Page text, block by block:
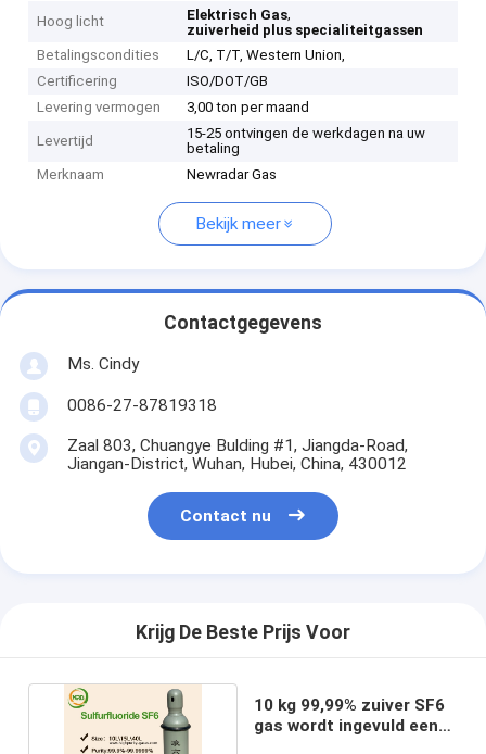
Hoog licht Elektrisch Gas,
zuiverheid plus specialiteitgassen
Betalingscondities
L/C, T/T, Western Union,
Certificering
ISO/DOT/GB
Levering vermogen
3,00 ton per maand
Levertijd
15-25 ontvingen de werkdagen na uw
betaling
Merknaam
Newradar Gas
Bekijk meer
Contactgegevens
Ms. Cindy
0086-27-87819318
Zaal 803, Chuangye Bulding #1, Jiangda-Road,
Jiangan-District, Wuhan, Hubei, China, 430012
Contact nu
Krijg De Beste Prijs Voor
10 kg 99,99% zuiver SF6
gas wordt ingevuld een